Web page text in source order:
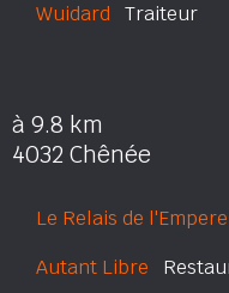
Wuidard Traiteur
à 9.8 km
4032 Chênée
Le Relais de
Autant Libre